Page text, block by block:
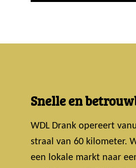
Snelle en
WDL Drank opereert
straal van 60 kilometer.
een lokale markt naar